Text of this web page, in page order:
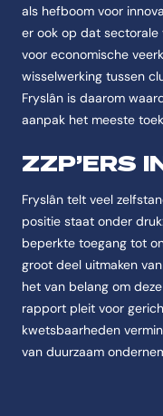
als hefboom voor
er ook op dat
voor economische
wisselwerking tussen
Fryslân is daarom
aanpak het meeste
ZZP’ERS
Fryslân telt veel
positie staat onder
beperkte toegang tot
groot deel uitmaken
het van belang om
rapport pleit voor
kwetsbaarheden
van duurzaam